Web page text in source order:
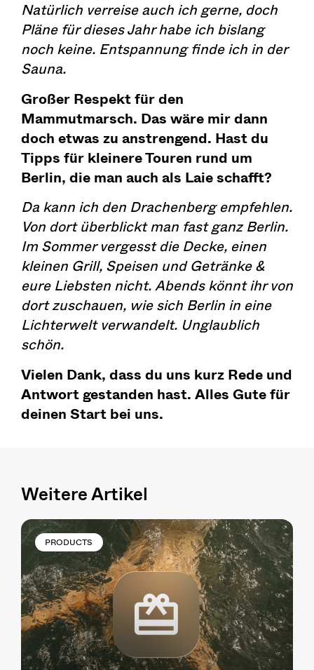
Natürlich verreise auch ich gerne, doch
Pläne für dieses Jahr habe ich bislang
noch keine. Entspannung finde ich in der
Sauna.
Großer Respekt für den
Mammutmarsch. Das wäre mir dann
doch etwas zu anstrengend. Hast du
Tipps für kleinere Touren rund um
Berlin, die man auch als Laie schafft?
Da kann ich den Drachenberg empfehlen.
Von dort überblickt man fast ganz Berlin.
Im Sommer vergesst die Decke, einen
kleinen Grill, Speisen und Getränke &
eure Liebsten nicht. Abends könnt ihr von
dort zuschauen, wie sich Berlin in eine
Lichterwelt verwandelt. Unglaublich
schön.
Vielen Dank, dass du uns kurz Rede und
Antwort gestanden hast. Alles Gute für
deinen Start bei uns.
Weitere Artikel
PRODUCTS